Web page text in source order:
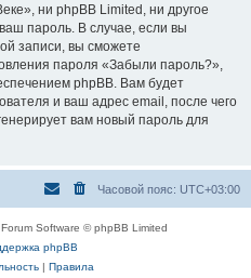
ни phpBB Limited, ни другое
пароль. В случае, если вы
записи, вы сможете
пароля «Забыли пароль?»,
phpBB. Вам будет
и ваш адрес email, после чего
вам новый пароль для
Часовой пояс: UTC+03:00
Software © phpBB Limited
phpBB
| Правила